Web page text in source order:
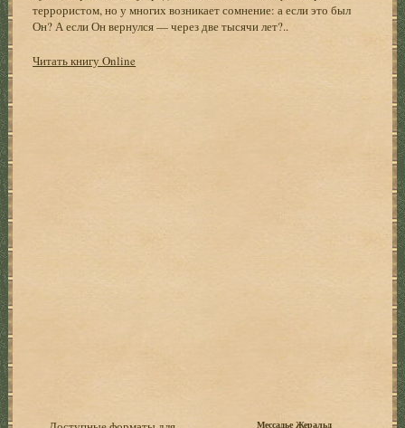
террористом, но у многих возникает сомнение: а если это был
Он? А если Он вернулся — через две тысячи лет?..
Читать книгу Online
Мессадье Жеральд